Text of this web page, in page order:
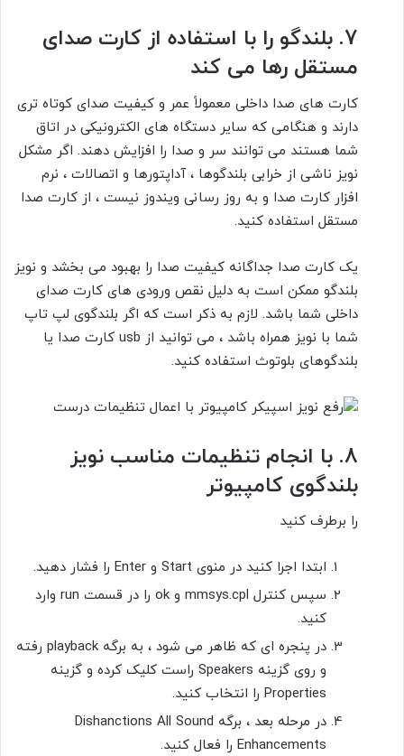
7. بلندگو را با استفاده از کارت صدای
مستقل رها می کند
کارت های صدا داخلی معمولاً عمر و کیفیت صدای کوتاه تری
دارند و هنگامی که سایر دستگاه های الکترونیکی در اتاق
شما هستند می توانند سر و صدا را افزایش دهند. اگر مشکل
نویز ناشی از خرابی بلندگوها ، آداپتورها و اتصالات ، نرم
افزار کارت صدا و به روز رسانی ویندوز نیست ، از کارت صدا
مستقل استفاده کنید.
یک کارت صدا جداگانه کیفیت صدا را بهبود می بخشد و نویز
بلندگو ممکن است به دلیل نقص ورودی های کارت صدای
داخلی شما باشد. لازم به ذکر است که اگر بلندگوی لپ تاپ
شما با نویز همراه باشد ، می توانید از usb کارت صدا یا
بلندگوهای بلوتوث استفاده کنید.
8. با انجام تنظیمات مناسب نویز
بلندگوی کامپیوتر
را برطرف کنید
ابتدا اجرا کنید در منوی Start و Enter را فشار دهید.
سپس کنترل mmsys.cpl و ok را در قسمت run وارد
کنید.
در پنجره ای که ظاهر می شود ، به برگه
playback رفته
و روی گزینه Speakers راست کلیک کرده و گزینه
Properties را انتخاب کنید.
در مرحله بعد ، برگه Dishanctions All Sound
Enhancements را فعال کنید.